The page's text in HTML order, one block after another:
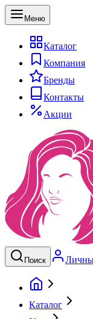
Меню
Каталог
Компания
Бренды
Контакты
Акции
Поиск
Каталог